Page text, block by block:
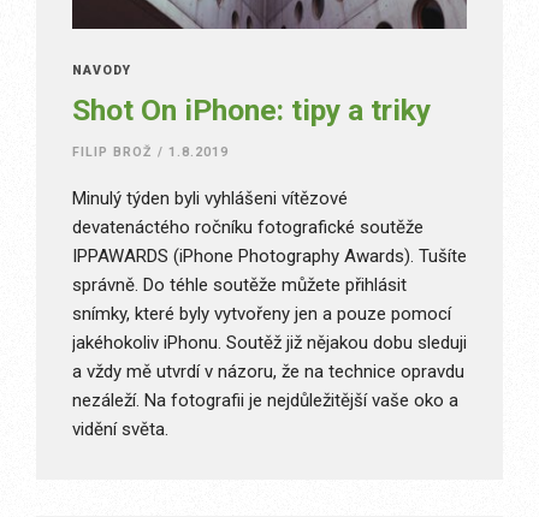
NÁVODY
Shot On iPhone: tipy a triky
FILIP BROŽ / 1.8.2019
Minulý týden byli vyhlášeni vítězové
devatenáctého ročníku fotografické soutěže
IPPAWARDS (iPhone Photography Awards). Tušíte
správně. Do téhle soutěže můžete přihlásit
snímky, které byly vytvořeny jen a pouze pomocí
jakéhokoliv iPhonu. Soutěž již nějakou dobu sleduji
a vždy mě utvrdí v názoru, že na technice opravdu
nezáleží. Na fotografii je nejdůležitější vaše oko a
vidění světa.